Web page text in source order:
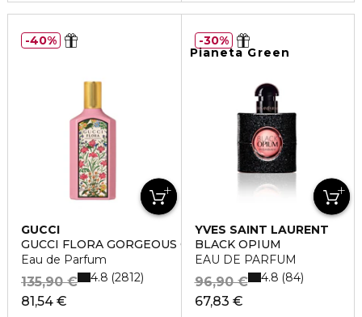
GUCCI
GUCCI FLORA GORGEOUS GARDENIA
Eau de Parfum
81,54 €
135,90 € 4.8 2812
40%
Pianeta Green
YVES SAINT LAURENT
BLACK OPIUM
EAU DE PARFUM
67,83 €
96,90 € 4.8 84
30%